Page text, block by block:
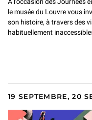
le musée du Louvre vous
son histoire, à travers des
habituellement
19 SEPTEMBRE, 20